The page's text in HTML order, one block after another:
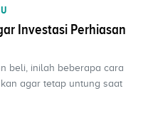
Investasi Perhiasan
beli, inilah beberapa cara
agar tetap untung saat